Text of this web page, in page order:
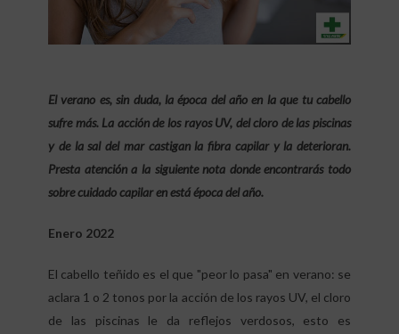
El verano es, sin duda, la época del año en la que tu cabello
sufre más. La acción de los rayos UV, del cloro de las piscinas
y de la sal del mar castigan la fibra capilar y la deterioran.
Presta atención a la siguiente nota donde encontrarás todo
sobre cuidado capilar en está época del año.
Enero 2022
El cabello teñido es el que "peor lo pasa" en verano: se
aclara 1 o 2 tonos por la acción de los rayos UV, el cloro
de las piscinas le da reflejos verdosos, esto es